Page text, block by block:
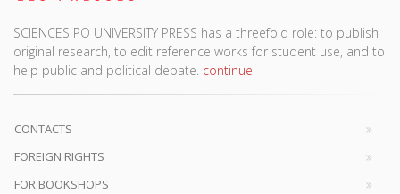
SCIENCES PO UNIVERSITY PRESS has a threefold role: to publish
original research, to edit reference works for student use, and to
help public and political debate. continue
CONTACTS
FOREIGN RIGHTS
FOR BOOKSHOPS